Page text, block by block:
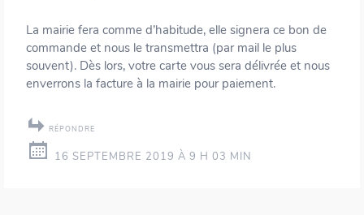
La mairie fera comme d’habitude, elle signera ce bon de
commande et nous le transmettra (par mail le plus
souvent). Dès lors, votre carte vous sera délivrée et nous
enverrons la facture à la mairie pour paiement.
RÉPONDRE
16 SEPTEMBRE 2019 À 9 H 03 MIN